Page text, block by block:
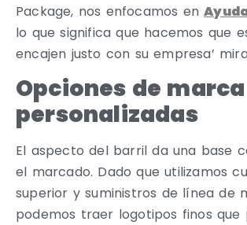
Package, nos enfocamos en
lo que significa que hacemos que
encajen justo con su empresa’
Opciones de marca
personalizadas
El aspecto del barril da una base
el marcado. Dado que utilizamos
superior y suministros de línea de
podemos traer logotipos finos que